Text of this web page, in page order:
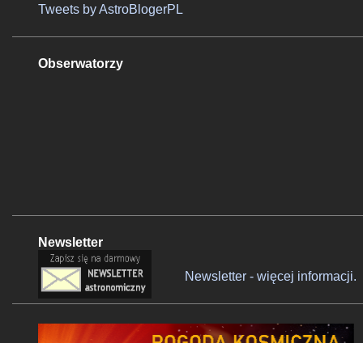
Tweets by AstroBlogerPL
Obserwatorzy
Newsletter
Newsletter - więcej informacji.